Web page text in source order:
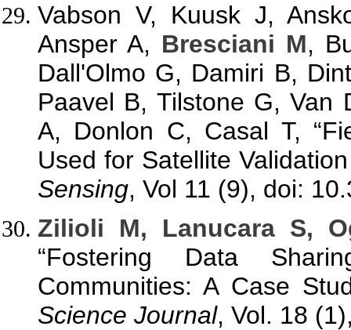
Vabson V, Kuusk J,
Ansper A, Bresciani M,
Dall'Olmo G, Damiri B,
Paavel B, Tilstone G, Van
A, Donlon C, Casal T,
Used for Satellite
Sensing, Vol 11 (9), doi:
Zilioli M, Lanucara S,
“Fostering Data
Communities: A Case
Science Journal, Vol. 18